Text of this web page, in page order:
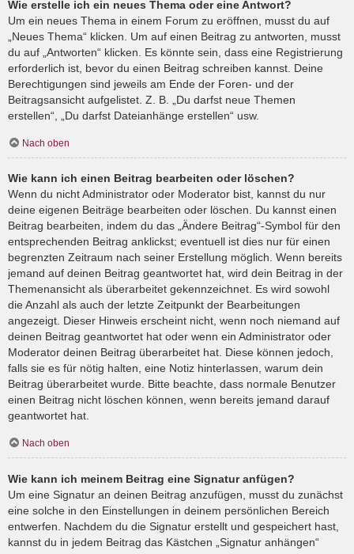
Wie erstelle ich ein neues Thema oder eine Antwort?
Um ein neues Thema in einem Forum zu eröffnen, musst du auf
„Neues Thema“ klicken. Um auf einen Beitrag zu antworten, musst
du auf „Antworten“ klicken. Es könnte sein, dass eine Registrierung
erforderlich ist, bevor du einen Beitrag schreiben kannst. Deine
Berechtigungen sind jeweils am Ende der Foren- und der
Beitragsansicht aufgelistet. Z. B. „Du darfst neue Themen
erstellen“, „Du darfst Dateianhänge erstellen“ usw.
Nach oben
Wie kann ich einen Beitrag bearbeiten oder löschen?
Wenn du nicht Administrator oder Moderator bist, kannst du nur
deine eigenen Beiträge bearbeiten oder löschen. Du kannst einen
Beitrag bearbeiten, indem du das „Ändere Beitrag“-Symbol für den
entsprechenden Beitrag anklickst; eventuell ist dies nur für einen
begrenzten Zeitraum nach seiner Erstellung möglich. Wenn bereits
jemand auf deinen Beitrag geantwortet hat, wird dein Beitrag in der
Themenansicht als überarbeitet gekennzeichnet. Es wird sowohl
die Anzahl als auch der letzte Zeitpunkt der Bearbeitungen
angezeigt. Dieser Hinweis erscheint nicht, wenn noch niemand auf
deinen Beitrag geantwortet hat oder wenn ein Administrator oder
Moderator deinen Beitrag überarbeitet hat. Diese können jedoch,
falls sie es für nötig halten, eine Notiz hinterlassen, warum dein
Beitrag überarbeitet wurde. Bitte beachte, dass normale Benutzer
einen Beitrag nicht löschen können, wenn bereits jemand darauf
geantwortet hat.
Nach oben
Wie kann ich meinem Beitrag eine Signatur anfügen?
Um eine Signatur an deinen Beitrag anzufügen, musst du zunächst
eine solche in den Einstellungen in deinem persönlichen Bereich
entwerfen. Nachdem du die Signatur erstellt und gespeichert hast,
kannst du in jedem Beitrag das Kästchen „Signatur anhängen“